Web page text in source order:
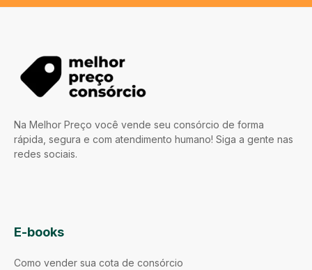
Na Melhor Preço você vende seu consórcio de forma
rápida, segura e com atendimento humano! Siga a gente nas
redes sociais.
E-books
Como vender sua cota de consórcio